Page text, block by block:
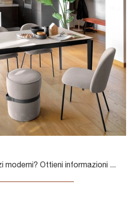
Vuoi completare spazi moderni? Ottieni informazioni sui tavoli moderni allungabili: il modello da cucina Pentagon Fast ti attende.